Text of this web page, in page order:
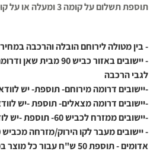
תוספת תשלום על קומה 3 ומעלה או על קומה 2 על עמודים אם אין מעלית
- בין מטולה לירוחם הובלה והרכבה
- יישובים באזור כביש
לגבי הרכבה
-יישובים דרומה מירוחם- תוספת- יש
-יישובים דרומה מצאלים- תוספת -יש
-יישובים ממזרח לכביש 60- תוספת -יש לודא טלפונית, גם לגבי הרכבה
אדומים - תוספת 50 ש"ח עבור כל מוצר במזומן בבית למוביל